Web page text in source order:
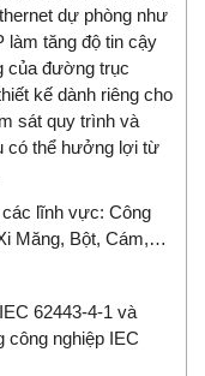
dự phòng như
làm tăng độ tin cậy
của đường trục
kế dành riêng cho
sát quy trình và
có thể hưởng lợi từ
lĩnh vực: Công
Măng, Bột, Cám,…
62443-4-1 và
công nghiệp IEC